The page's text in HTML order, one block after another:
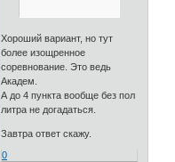
Хороший вариант, но тут
более изощренное
соревнование. Это ведь
Академ.
А до 4 пункта вообще без пол
литра не догадаться.
Завтра ответ скажу.
0